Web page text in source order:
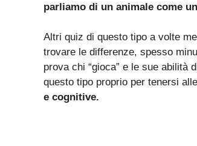
parliamo di un animale come
Altri quiz di questo tipo a volte
trovare le differenze, spesso
prova chi “gioca” e le sue abilità
questo tipo proprio per tenersi
e cognitive.